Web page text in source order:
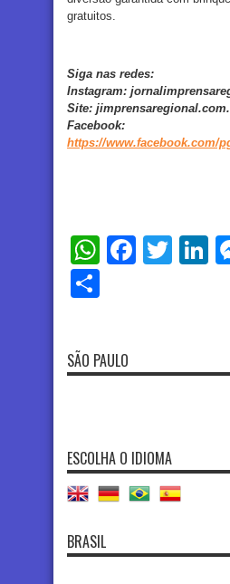
gratuitos.
Siga nas redes:
Instagram:
Site:
Facebook:
https://www.facebook.com/
SÃO PAULO
ESCOLHA O IDIOMA
BRASIL